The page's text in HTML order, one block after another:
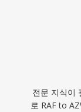
전문 지식이
로 RAF to